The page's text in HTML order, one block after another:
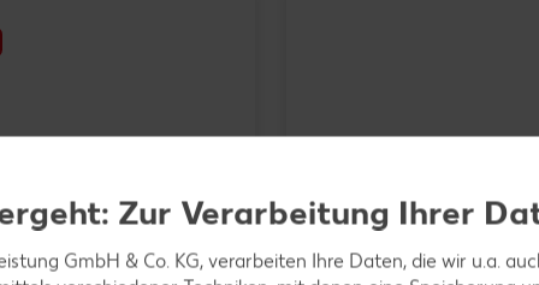
Packg.
7.34)
Ital. Mini-Wassermelone,
je Stück
Zur Verarbeitung Ihrer
GmbH & Co. KG, verarbeiten Ihre Daten, die wir u.a.